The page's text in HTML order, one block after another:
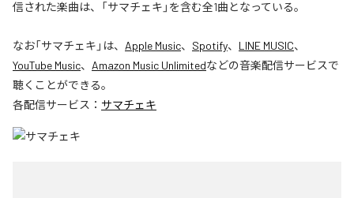
信された楽曲は、「サマチェキ」を含む全1曲となっている。
なお「サマチェキ 」は、 Apple Music、 Spotify、 LINE MUSIC、
YouTube Music、 Amazon Music Unlimitedなどの音楽配信サービスで
聴くことができる。
各配信サービス： サマチェキ